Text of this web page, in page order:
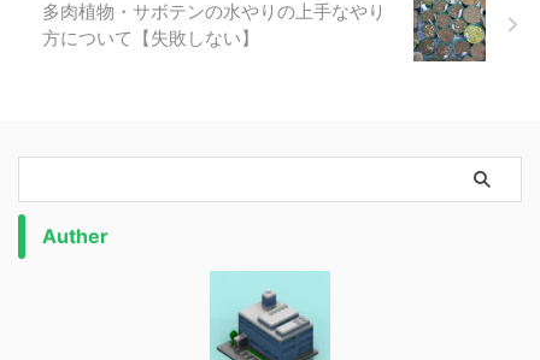
多肉植物・サボテンの水やりの上手なやり
方について【失敗しない】
Auther